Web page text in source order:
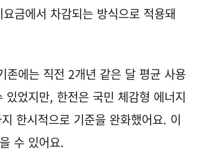
금에서 차감되는 방식으로 적용돼
존에는 직전 2개년 같은 달 평균 사용
었지만, 한전은 국민 체감형 에너지
한시적으로 기준을 완화했어요. 이
수 있어요.